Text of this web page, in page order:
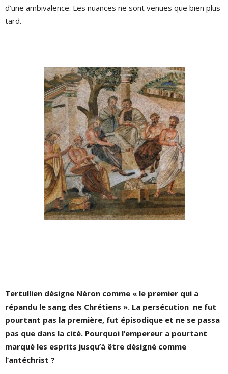
d’une ambivalence. Les nuances ne sont venues que bien plus
tard.
Tertullien désigne Néron comme « le premier qui a
répandu le sang des Chrétiens ». La persécution ne fut
pourtant pas la première, fut épisodique et ne se passa
pas que dans la cité. Pourquoi l’empereur a pourtant
marqué les esprits jusqu’à être désigné comme
l’antéchrist ?